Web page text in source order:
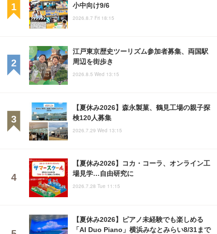
小中向け9/6
2026.8.7 Fri 18:15
江戸東京歴史ツーリズム参加者募集、両国駅
周辺を街歩き
2026.8.5 Wed 13:15
【夏休み2026】森永製菓、鶴見工場の親子探
検120人募集
2026.7.29 Wed 13:15
【夏休み2026】コカ・コーラ、オンライン工
場見学…自由研究に
2026.7.28 Tue 11:15
【夏休み2026】ピアノ未経験でも楽しめる
「AI Duo Piano」横浜みなとみらい8/31まで